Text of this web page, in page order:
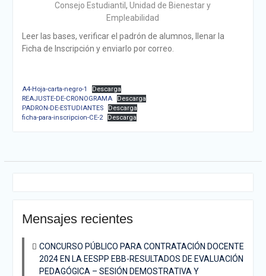
Consejo Estudiantil,Unidad de Bienestar y
Empleabilidad
Leer las bases, verificar el padrón de alumnos, llenar la
Ficha de Inscripción y enviarlo por correo.
A4-Hoja-carta-negro-1
Descarga
REAJUSTE-DE-CRONOGRAMA
Descarga
PADRON-DE-ESTUDIANTES
Descarga
ficha-para-inscripcion-CE-2
Descarga
Mensajes recientes
CONCURSO PÚBLICO PARA CONTRATACIÓN DOCENTE
2024 EN LA EESPP EBB-RESULTADOS DE EVALUACIÓN
PEDAGÓGICA – SESIÓN DEMOSTRATIVA Y